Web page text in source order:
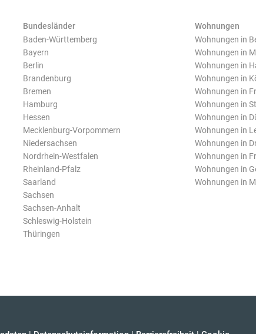
Bundesländer
Baden-Württemberg
Bayern
Berlin
Brandenburg
Bremen
Hamburg
Hessen
Mecklenburg-Vorpommern
Niedersachsen
Nordrhein-Westfalen
Rheinland-Pfalz
Saarland
Sachsen
Sachsen-Anhalt
Schleswig-Holstein
Thüringen
Wohnungen
Wohnungen in
Wohnungen in
Wohnungen in
Wohnungen in
Wohnungen in
Wohnungen in
Wohnungen in
Wohnungen in
Wohnungen in
Wohnungen in
Wohnungen in
Wohnungen in